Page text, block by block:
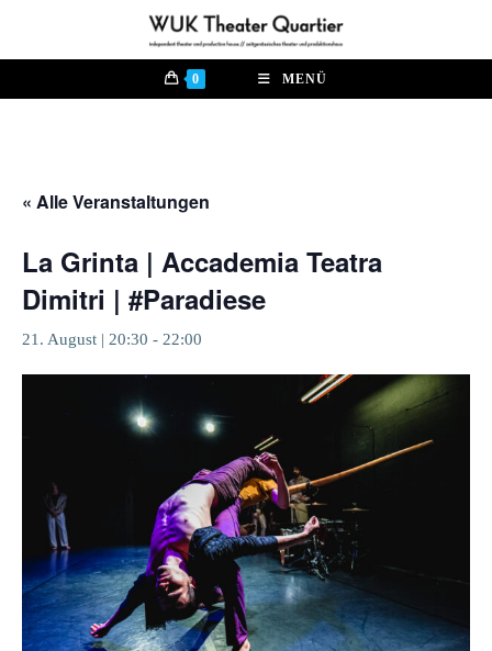
springen
0 MENÜ
« Alle Veranstaltungen
La Grinta | Accademia Teatra
Dimitri | #Paradiese
21. August | 20:30 - 22:00